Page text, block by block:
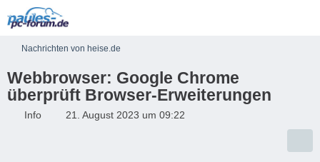
Nachrichten von heise.de
Webbrowser: Google Chrome
überprüft Browser-Erweiterungen
Info 21. August 2023 um 09:22